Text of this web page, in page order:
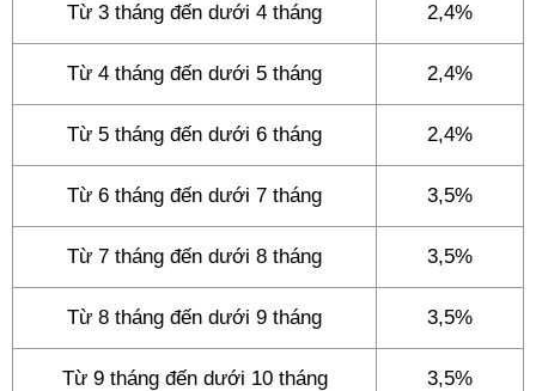
Từ 3 tháng đến dưới 4 tháng 2,4%
Từ 4 tháng đến dưới 5 tháng 2,4%
Từ 5 tháng đến dưới 6 tháng 2,4%
Từ 6 tháng đến dưới 7 tháng 3,5%
Từ 7 tháng đến dưới 8 tháng 3,5%
Từ 8 tháng đến dưới 9 tháng 3,5%
Từ 9 tháng đến dưới 10 tháng 3,5%